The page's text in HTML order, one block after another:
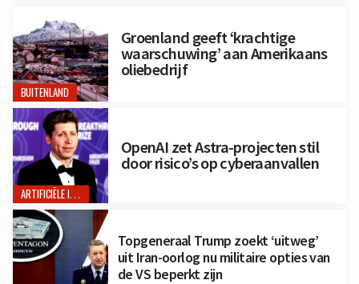
BUITENLAND
Groenland geeft ‘krachtige
waarschuwing’ aan Amerikaans
oliebedrijf
ARTIFICIËLE INTELLIGENTIE
OpenAI zet Astra-projecten stil
door risico’s op cyberaanvallen
Topgeneraal Trump zoekt ‘uitweg’
uit Iran-oorlog nu militaire opties van
de VS beperkt zijn